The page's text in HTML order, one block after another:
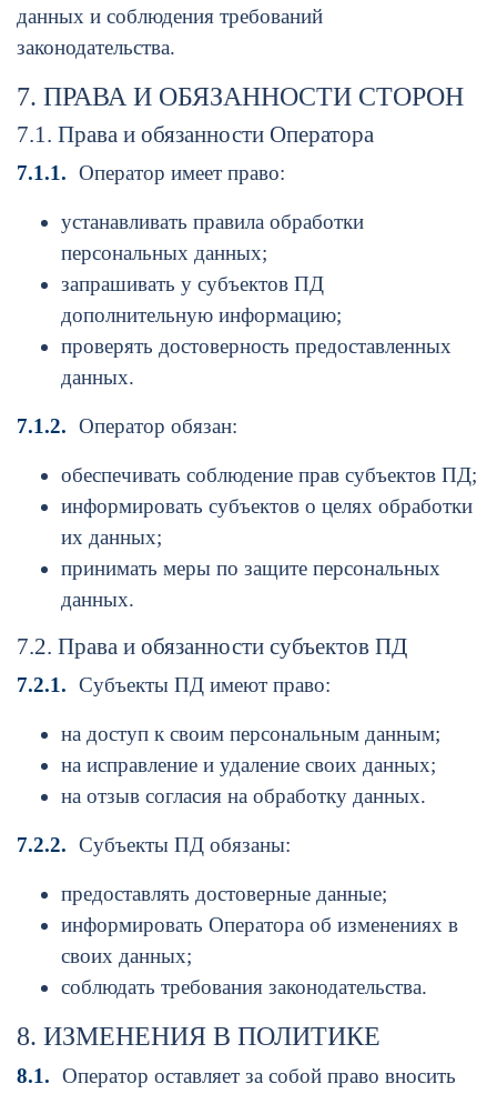
данных и соблюдения требований
законодательства.
7. ПРАВА И ОБЯЗАННОСТИ СТОРОН
7.1. Права и обязанности Оператора
7.1.1. Оператор имеет право:
устанавливать правила обработки
персональных данных;
запрашивать у субъектов ПД
дополнительную информацию;
проверять достоверность предоставленных
данных.
7.1.2. Оператор обязан:
обеспечивать соблюдение прав субъектов ПД;
информировать субъектов о целях обработки
их данных;
принимать меры по защите персональных
данных.
7.2. Права и обязанности субъектов ПД
7.2.1. Субъекты ПД имеют право:
на доступ к своим персональным данным;
на исправление и удаление своих данных;
на отзыв согласия на обработку данных.
7.2.2. Субъекты ПД обязаны:
предоставлять достоверные данные;
информировать Оператора об изменениях в
своих данных;
соблюдать требования законодательства.
8. ИЗМЕНЕНИЯ В ПОЛИТИКЕ
8.1. Оператор оставляет за собой право вносить